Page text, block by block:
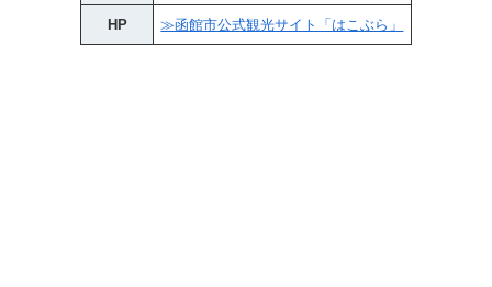
HP ≫函館市公式観光サイト「はこぶら」